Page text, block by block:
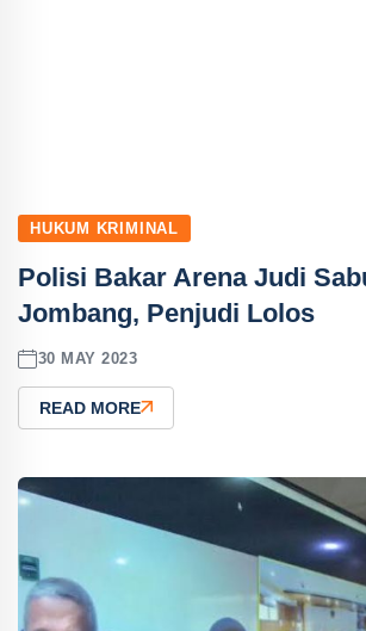
HUKUM KRIMINAL
Polisi Bakar Arena Judi
Jombang, Penjudi Lolos
30 MAY 2023
READ MORE